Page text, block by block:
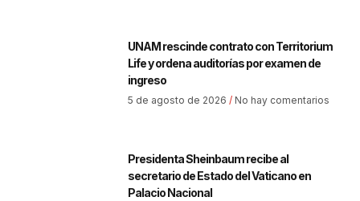
UNAM rescinde contrato con Territorium
Life y ordena auditorías por examen de
ingreso
5 de agosto de 2026 No hay comentarios
Presidenta Sheinbaum recibe al
secretario de Estado del Vaticano en
Palacio Nacional